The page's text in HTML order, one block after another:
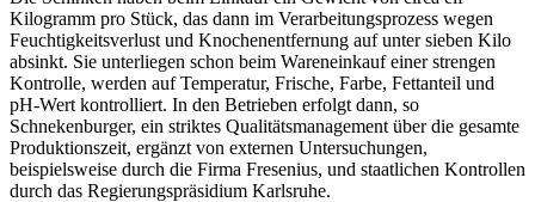
Kilogramm pro Stück, das dann im Verarbeitungsprozess wegen
Feuchtigkeitsverlust und Knochenentfernung auf unter sieben Kilo
absinkt. Sie unterliegen schon beim Wareneinkauf einer strengen
Kontrolle, werden auf Temperatur, Frische, Farbe, Fettanteil und
pH-Wert kontrolliert. In den Betrieben erfolgt dann, so
Schnekenburger, ein striktes Qualitätsmanagement über die gesamte
Produktionszeit, ergänzt von externen Untersuchungen,
beispielsweise durch die Firma Fresenius, und staatlichen Kontrollen
durch das Regierungspräsidium Karlsruhe.